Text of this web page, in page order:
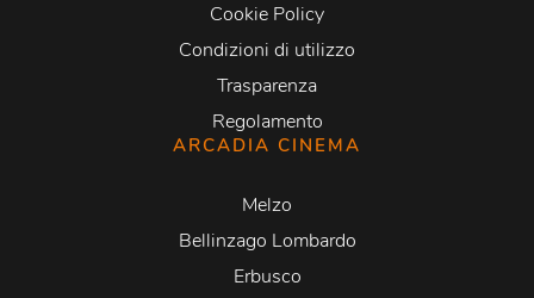
Cookie Policy
Condizioni di utilizzo
Trasparenza
Regolamento
ARCADIA CINEMA
Melzo
Bellinzago Lombardo
Erbusco